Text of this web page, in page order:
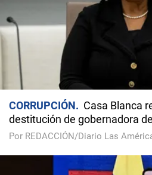
CORRUPCIÓN
Casa Blanca
destitución de gobernadora
Por REDACCIÓN/Diario Las